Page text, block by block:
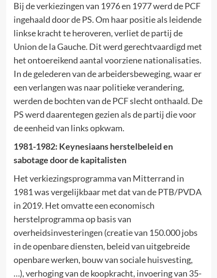
Bij de verkiezingen van 1976 en 1977 werd de PCF
ingehaald door de PS. Om haar positie als leidende
linkse kracht te heroveren, verliet de partij de
Union de la Gauche. Dit werd gerechtvaardigd met
het ontoereikend aantal voorziene nationalisaties.
In de gelederen van de arbeidersbeweging, waar er
een verlangen was naar politieke verandering,
werden de bochten van de PCF slecht onthaald. De
PS werd daarentegen gezien als de partij die voor
de eenheid van links opkwam.
1981-1982: Keynesiaans herstelbeleid en
sabotage door de kapitalisten
Het verkiezingsprogramma van Mitterrand in
1981 was vergelijkbaar met dat van de PTB/PVDA
in 2019. Het omvatte een economisch
herstelprogramma op basis van
overheidsinvesteringen (creatie van 150.000 jobs
in de openbare diensten, beleid van uitgebreide
openbare werken, bouw van sociale huisvesting,
…), verhoging van de koopkracht, invoering van 35-